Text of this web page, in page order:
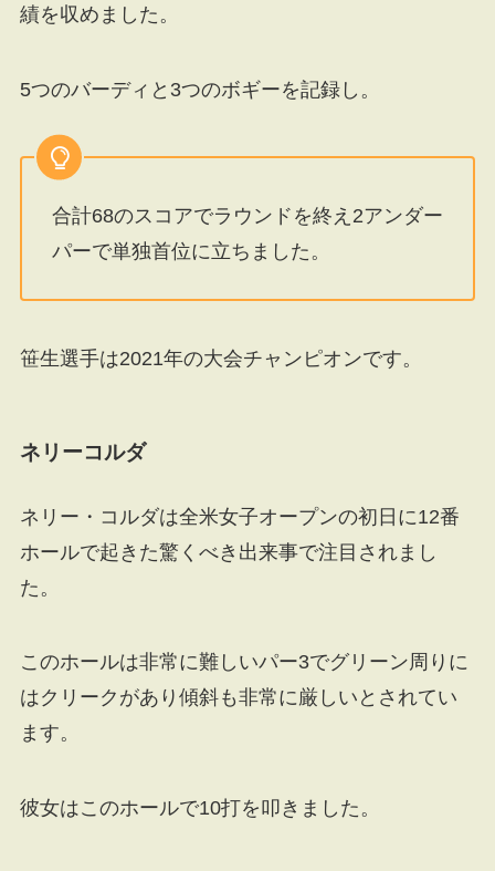
績を収めました。
5つのバーディと3つのボギーを記録し。
合計68のスコアでラウンドを終え2アンダー
パーで単独首位に立ちました。
笹生選手は2021年の大会チャンピオンです。
ネリーコルダ
ネリー・コルダは全米女子オープンの初日に12番
ホールで起きた驚くべき出来事で注目されまし
た。
このホールは非常に難しいパー3でグリーン周りに
はクリークがあり傾斜も非常に厳しいとされてい
ます。
彼女はこのホールで10打を叩きました。